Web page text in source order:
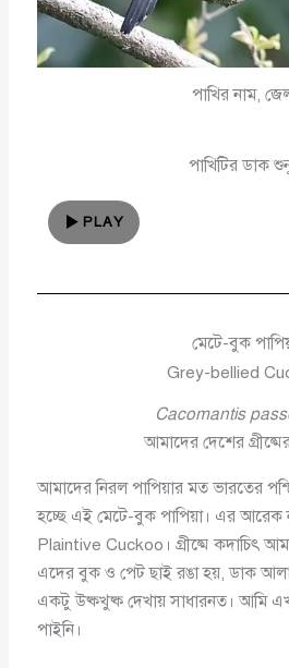
পাখির নাম,
পাখিটির ডাক
PLAY
মেটে-বুক
Grey-bellied
Cacomantis
আমাদের দেশের
আমাদের নিরল পাপিয়ার মত ভারতের
হচ্ছে এই মেটে-বুক পাপিয়া। এর আরেক
Plaintive Cuckoo। গ্রীষ্মে কদাচিৎ
এদের বুক ও পেট ছাই রঙা হয়, ডাক
একটু উষ্কখুষ্ক দেখায় সাধারনত। আমি
পাইনি।